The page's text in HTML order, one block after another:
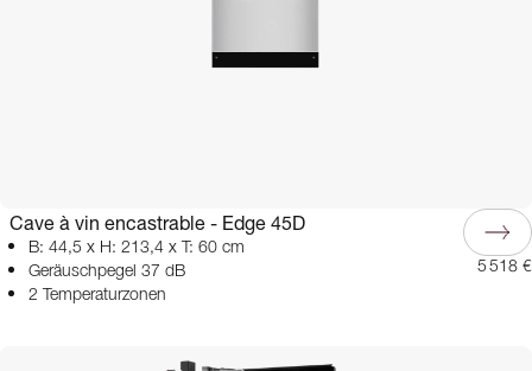
Cave à vin encastrable - Edge 45D
B: 44,5 x H: 213,4 x T: 60 cm
Geräuschpegel 37 dB
2 Temperaturzonen
5 518 €